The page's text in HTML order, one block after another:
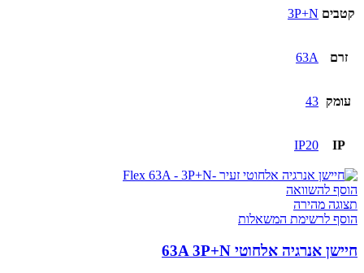
קטבים 3P+N
זרם 63A
עומק 43
IP
IP20
הוסף להשוואה
תצוגה מהירה
הוסף לרשימת המשאלות
חיישן אנרגיה אלחוטי 63A 3P+N